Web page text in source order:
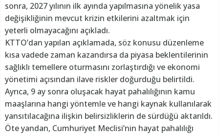
sonra, 2027 yılının ilk ayında yapılmasına yönelik yasa
değişikliğinin mevcut krizin etkilerini azaltmak için
yeterli olmayacağını açıkladı.
KTTO’dan yapılan açıklamada, söz konusu düzenleme
kısa vadede zaman kazandırsa da piyasa beklentilerinin
sağlıklı temellere oturmasını zorlaştırdığı ve ekonomi
yönetimi açısından ilave riskler doğurduğu belirtildi.
Ayrıca, 9 ay sonra oluşacak hayat pahalılığının kamu
maaşlarına hangi yöntemle ve hangi kaynak kullanılarak
yansıtılacağına ilişkin belirsizliklerin de sürdüğü aktarıldı.
Öte yandan, Cumhuriyet Meclisi’nin hayat pahalılığı